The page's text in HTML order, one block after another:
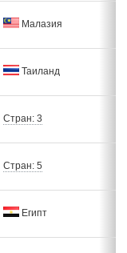
Малазия
Таиланд
Стран: 3
Стран: 5
Египт